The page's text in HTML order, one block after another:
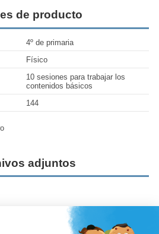
de producto
4º de primaria
Físico
10 sesiones para trabajar los
contenidos básicos
144
adjuntos